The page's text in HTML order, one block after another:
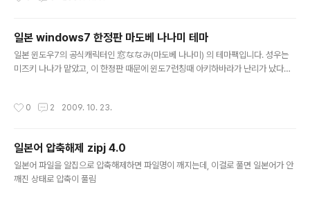
microphone (Vista/Win7 only) 정식등록 전까지는 최
대 화면녹화시간 30초입니다;;; ㅎㅎ
일본 windows7 한정판 마도베 나나미 테마
일본 윈도우7의 공식캐릭터인 窓ななみ(마도베 나나미) 의 테마팩입니다. 성우는
미즈키 나나가 맡았고, 이 한정판 때문에 윈도7런칭때 아키하바라가 난리가 났다는;;
0 2 2009. 10. 23.
일본어 압축해제 zipj 4.0
일본어 파일을 알집으로 압축해제하면 파일명이 깨지는데, 이걸로 풀면 일본어가 안
깨진 상태로 압축이 풀림